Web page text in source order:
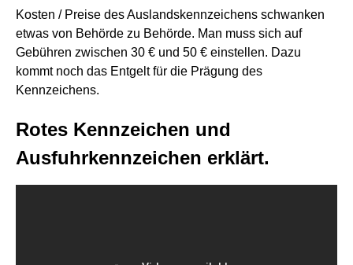
Kosten / Preise des Auslandskennzeichens schwanken
etwas von Behörde zu Behörde. Man muss sich auf
Gebühren zwischen 30 € und 50 € einstellen. Dazu
kommt noch das Entgelt für die Prägung des
Kennzeichens.
Rotes Kennzeichen und
Ausfuhrkennzeichen erklärt.